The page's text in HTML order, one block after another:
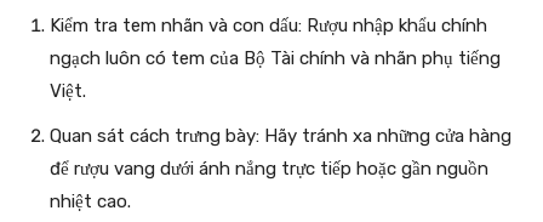
Kiểm tra tem nhãn và con dấu: Rượu nhập khẩu chính
ngạch luôn có tem của Bộ Tài chính và nhãn phụ tiếng
Việt.
Quan sát cách trưng bày: Hãy tránh xa những cửa hàng
để rượu vang dưới ánh nắng trực tiếp hoặc gần nguồn
nhiệt cao.